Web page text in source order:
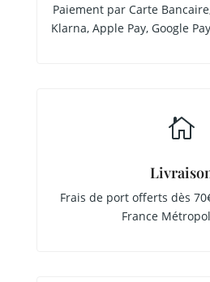
Paiement par Carte
Klarna, Apple Pay, Google

Frais de port offerts dès
France